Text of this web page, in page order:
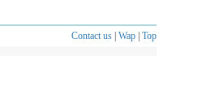
Contact us Wap Top